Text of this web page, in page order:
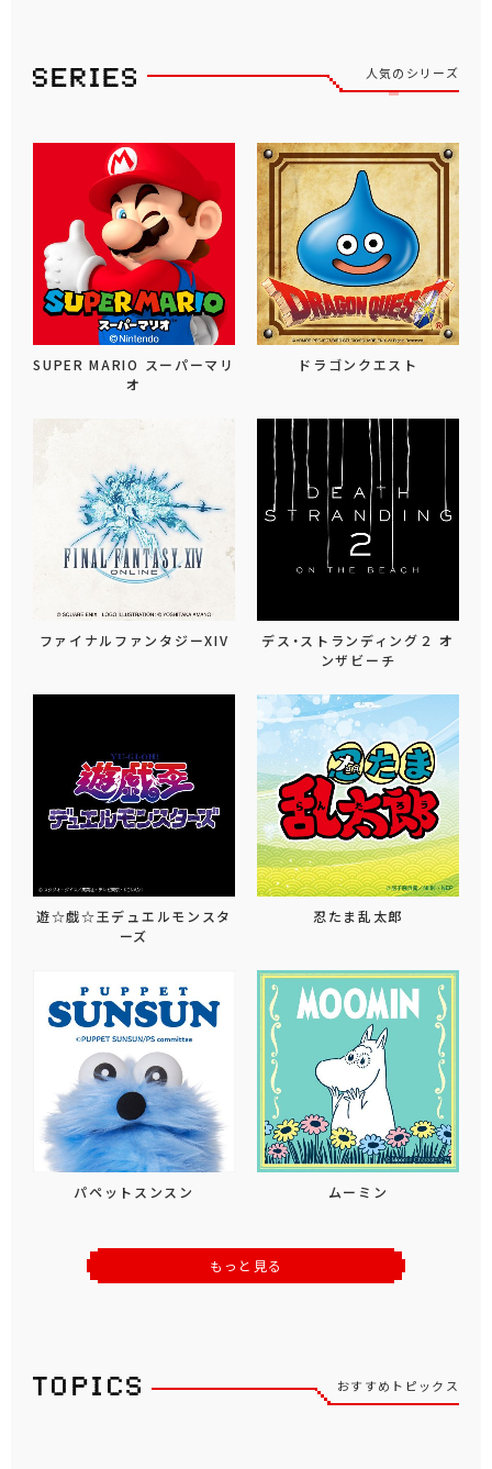
人気のシリーズ
SUPER MARIO スーパーマリ
オ
ドラゴンクエスト
ファイナルファンタジーXIV
デス・ストランディング２ オ
ンザビーチ
遊☆戯☆王デュエルモンスタ
ーズ
忍たま乱太郎
パペットスンスン ムーミン
もっと見る
おすすめトピックス